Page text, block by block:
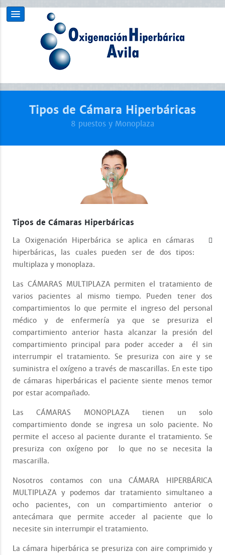
Tipos de Cámara Hiperbáricas
8 puestos y Monoplaza
Tipos de Cámaras Hiperbáricas
La Oxigenación Hiperbárica se aplica en cámaras
hiperbáricas, las cuales pueden ser de dos tipos:
multiplaza y monoplaza.
Las CÁMARAS MULTIPLAZA permiten el tratamiento de
varios pacientes al mismo tiempo. Pueden tener dos
compartimientos lo que permite el ingreso del personal
médico y de enfermería ya que se presuriza el
compartimiento anterior hasta alcanzar la presión del
compartimiento principal para poder acceder a él sin
interrumpir el tratamiento. Se presuriza con aire y se
suministra el oxígeno a través de mascarillas. En este tipo
de cámaras hiperbáricas el paciente siente menos temor
por estar acompañado.
Las CÁMARAS MONOPLAZA tienen un solo
compartimiento donde se ingresa un solo paciente. No
permite el acceso al paciente durante el tratamiento. Se
presuriza con oxígeno por lo que no se necesita la
mascarilla.
Nosotros contamos con una CÁMARA HIPERBÁRICA
MULTIPLAZA y podemos dar tratamiento simultaneo a
ocho pacientes, con un compartimiento anterior o
antecámara que permite acceder al paciente que lo
necesite sin interrumpir el tratamiento.
La cámara hiperbárica se presuriza con aire comprimido y